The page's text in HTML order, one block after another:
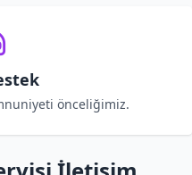
önceliğimiz.